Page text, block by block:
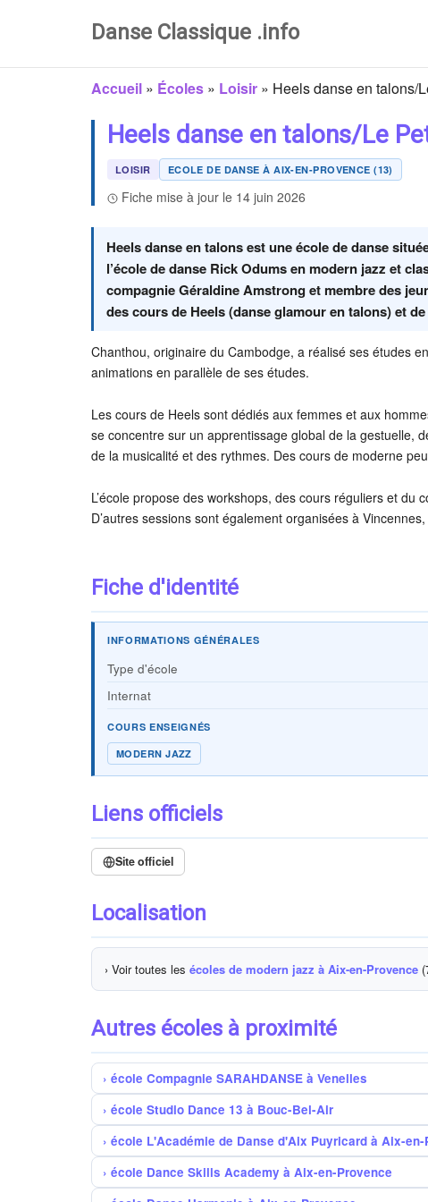
Danse Classique .info
Accueil » Écoles » Loisir » Heels danse en talons/
Heels danse en talons/Le
LOISIR ECOLE DE DANSE À AIX-EN-PROVENCE (13)
Fiche mise à jour le 14 juin 2026
Heels danse en talons est une école de danse
l’école de danse Rick Odums en modern jazz et
compagnie Géraldine Amstrong et membre des
des cours de Heels (danse glamour en talons) et
Chanthou, originaire du Cambodge, a réalisé ses études
animations en parallèle de ses études.
Les cours de Heels sont dédiés aux femmes et aux
se concentre sur un apprentissage global de la gestuelle,
de la musicalité et des rythmes. Des cours de moderne
L’école propose des workshops, des cours réguliers et
D’autres sessions sont également organisées à
Fiche d'identité
INFORMATIONS GÉNÉRALES
Type d'école
Internat
COURS ENSEIGNÉS
MODERN JAZZ
Liens officiels
Site officiel
Localisation
› Voir toutes les écoles de modern jazz à Aix-en-Provence
Autres écoles à proximité
école Compagnie SARAHDANSE à Venelles
école Studio Dance 13 à Bouc-Bel-Air
école L'Académie de Danse d'Aix Puyricard à Aix-en-
école Dance Skills Academy à Aix-en-Provence